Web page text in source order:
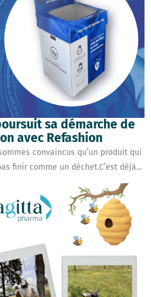
sa démarche de
avec Refashion
convaincus qu’un produit qui
finir comme un déchet.C’est déjà...